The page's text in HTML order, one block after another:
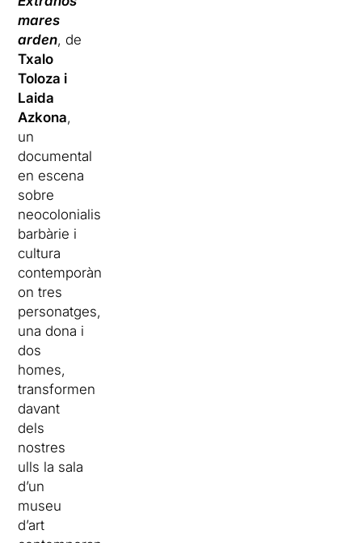
mares
arden, de
Txalo
Toloza i
Laida
Azkona,
un
documental
en escena
sobre
neocolonialisme,
barbàrie i
cultura
contemporània
on tres
personatges,
una dona i
dos
homes,
transformen
davant
dels
nostres
ulls la sala
d’un
museu
d’art